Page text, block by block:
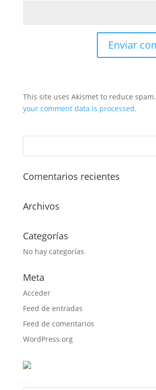
This site uses Akismet to reduce spam.
your comment data is processed.
Comentarios recientes
Archivos
Categorías
No hay categorías
Meta
Acceder
Feed de entradas
Feed de comentarios
WordPress.org